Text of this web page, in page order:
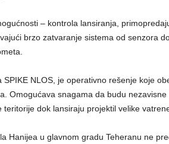
– kontrola lansiranja,
brzo zatvaranje sistema od senzora
NLOS, je operativno rešenje koje
Omogućava snagama da budu nezavisne
dok lansiraju projektil velike
Hanijea u glavnom gradu Teheranu ne